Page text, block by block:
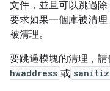
文件，並且可以跳過除
要求如果一個庫被清
被清理。
要跳過模塊的清理，請
hwaddress 或